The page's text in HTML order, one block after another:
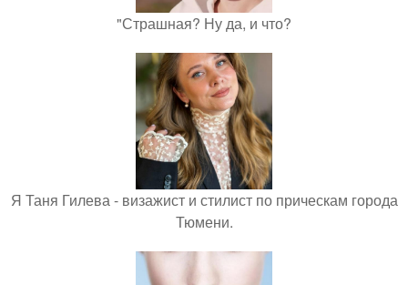
"Страшная? Ну да, и что?
Я Таня Гилева - визажист и стилист по прическам города
Тюмени.